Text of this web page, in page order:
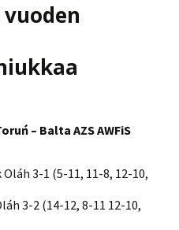
– Balta AZS AWFiS
3-1 (5-11, 11-8, 12-10,
3-2 (14-12, 8-11 12-10,